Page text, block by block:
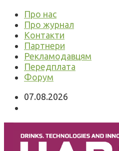
Про нас
Про журнал
Контакти
Партнери
Рекламодавцям
Передплата
Форум
07.08.2026